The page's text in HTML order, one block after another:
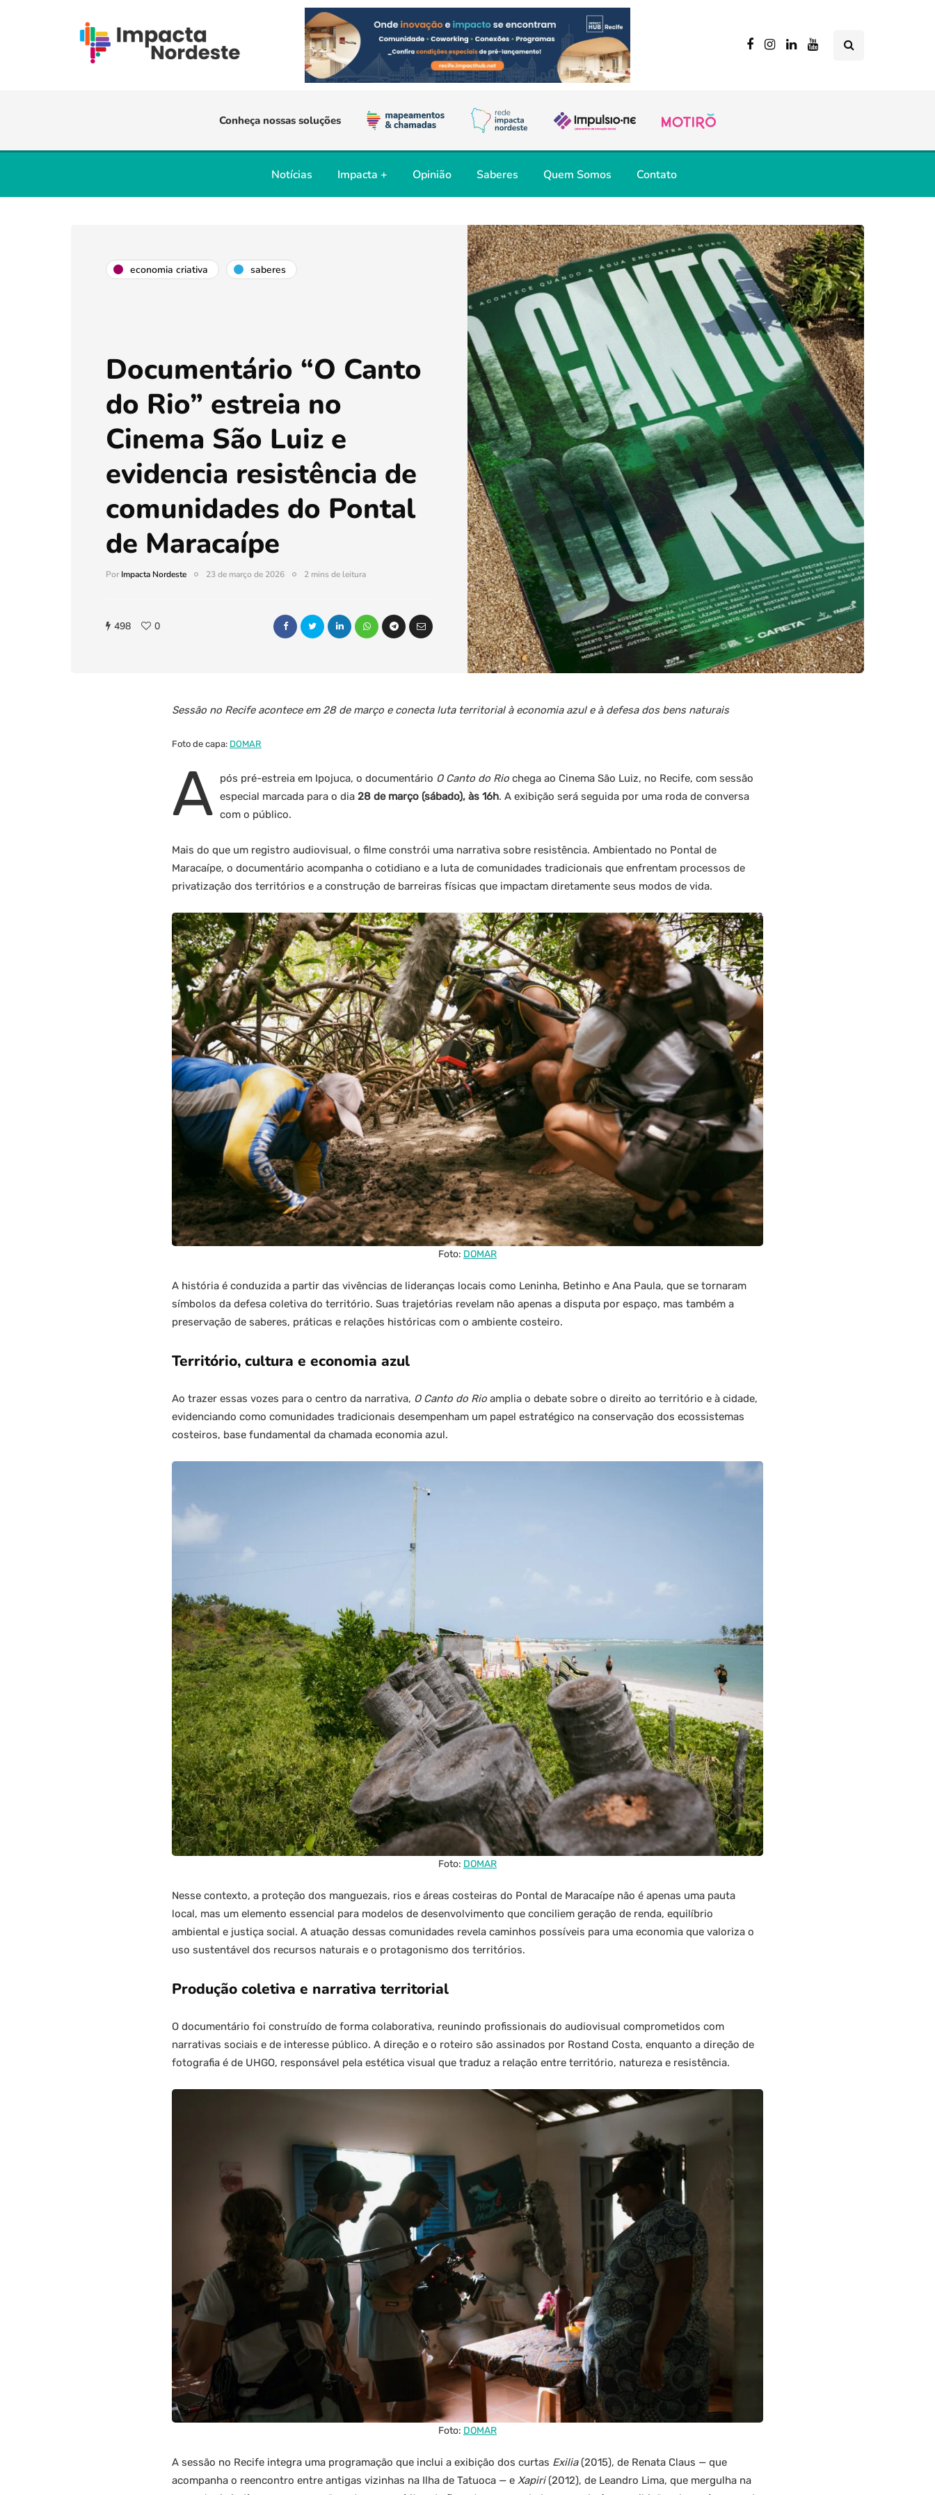
Conheça nossas soluções
Notícias Impacta + Opinião Saberes Quem Somos Contato
economia criativa saberes
Documentário “O Canto
do Rio” estreia no
Cinema São Luiz e
evidencia resistência de
comunidades do Pontal
de Maracaípe
PorImpacta Nordeste 23 de março de 2026 2 mins de leitura
498 0
Sessão no Recife acontece em 28 de março e conecta luta territorial à economia azul e à defesa dos bens naturais
Foto de capa: DOMAR
A pós pré-estreia em Ipojuca, o documentário O Canto do Rio chega ao Cinema São Luiz, no Recife, com sessão
especial marcada para o dia 28 de março (sábado), às 16h. A exibição será seguida por uma roda de conversa
com o público.
Mais do que um registro audiovisual, o filme constrói uma narrativa sobre resistência. Ambientado no Pontal de
Maracaípe, o documentário acompanha o cotidiano e a luta de comunidades tradicionais que enfrentam processos de
privatização dos territórios e a construção de barreiras físicas que impactam diretamente seus modos de vida.
Foto: DOMAR
A história é conduzida a partir das vivências de lideranças locais como Leninha, Betinho e Ana Paula, que se tornaram
símbolos da defesa coletiva do território. Suas trajetórias revelam não apenas a disputa por espaço, mas também a
preservação de saberes, práticas e relações históricas com o ambiente costeiro.
Território, cultura e economia azul
Ao trazer essas vozes para o centro da narrativa, O Canto do Rio amplia o debate sobre o direito ao território e à cidade,
evidenciando como comunidades tradicionais desempenham um papel estratégico na conservação dos ecossistemas
costeiros, base fundamental da chamada economia azul.
Foto: DOMAR
Nesse contexto, a proteção dos manguezais, rios e áreas costeiras do Pontal de Maracaípe não é apenas uma pauta
local, mas um elemento essencial para modelos de desenvolvimento que conciliem geração de renda, equilíbrio
ambiental e justiça social. A atuação dessas comunidades revela caminhos possíveis para uma economia que valoriza o
uso sustentável dos recursos naturais e o protagonismo dos territórios.
Produção coletiva e narrativa territorial
O documentário foi construído de forma colaborativa, reunindo profissionais do audiovisual comprometidos com
narrativas sociais e de interesse público. A direção e o roteiro são assinados por Rostand Costa, enquanto a direção de
fotografia é de UHGO, responsável pela estética visual que traduz a relação entre território, natureza e resistência.
Foto: DOMAR
A sessão no Recife integra uma programação que inclui a exibição dos curtas Exilia(2015), de Renata Claus — que
acompanha o reencontro entre antigas vizinhas na Ilha de Tatuoca — e Xapiri(2012), de Leandro Lima, que mergulha na